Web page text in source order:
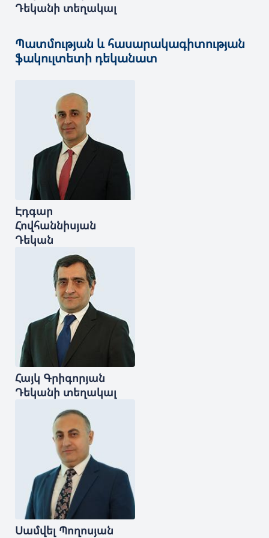
Դեկանի տեղակալ
Պատմության և հասարակագիտության
ֆակուլտետի դեկանատ
Էդգար
Հովհաննիսյան
Դեկան
Հայկ Գրիգորյան
Դեկանի տեղակալ
Սամվել Պողոսյան